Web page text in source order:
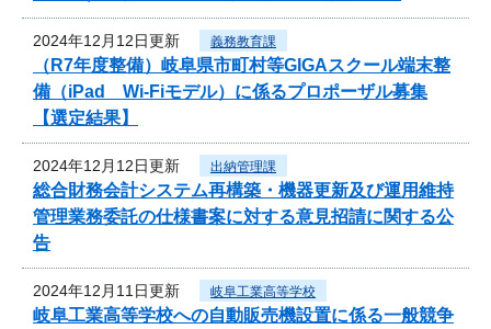
2024年12月12日更新 義務教育課
（R7年度整備）岐阜県市町村等GIGAスクール端末整
備（iPad Wi-Fiモデル）に係るプロポーザル募集
【選定結果】
2024年12月12日更新 出納管理課
総合財務会計システム再構築・機器更新及び運用維持
管理業務委託の仕様書案に対する意見招請に関する公
告
2024年12月11日更新 岐阜工業高等学校
岐阜工業高等学校への自動販売機設置に係る一般競争